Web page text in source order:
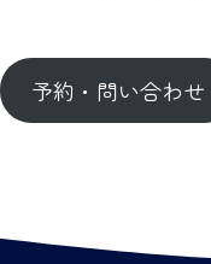
予約・問い合わせ